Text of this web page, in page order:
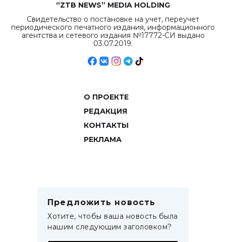
“ZTB NEWS” MEDIA HOLDING
Свидетельство о постановке на учет, переучет
периодического печатного издания, информационного
агентства и сетевого издания №17772-СИ выдано
03.07.2019.
О ПРОЕКТЕ
РЕДАКЦИЯ
КОНТАКТЫ
РЕКЛАМА
Предложить новость
Хотите, чтобы ваша новость была
нашим следующим заголовком?